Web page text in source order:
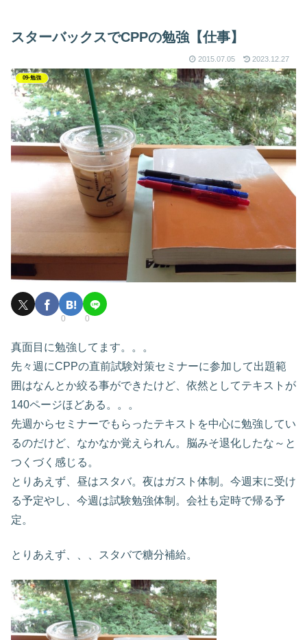
スターバックスでCPPの勉強【仕事】
2015.07.05 2023.12.27
09-勉強
0 0
真面目に勉強してます。。。
先々週にCPPの直前試験対策セミナーに参加して出題範
囲はなんとか絞る事ができたけど、依然としてテキストが
140ページほどある。。。
先週からセミナーでもらったテキストを中心に勉強してい
るのだけど、なかなか覚えられん。脳みそ退化したな～と
つくづく感じる。
とりあえず、昼はスタバ。夜はガスト体制。今週末に受け
る予定やし、今週は試験勉強体制。会社も定時で帰る予
定。
とりあえず、、、スタバで糖分補給。